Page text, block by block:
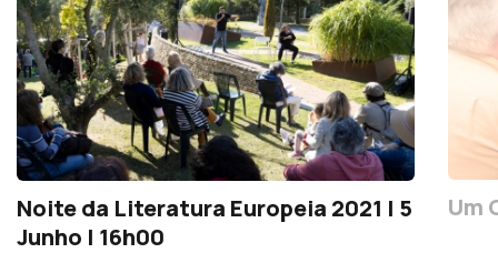
Noite da Literatura Europeia 2021 | 5
Junho | 16h00
Um